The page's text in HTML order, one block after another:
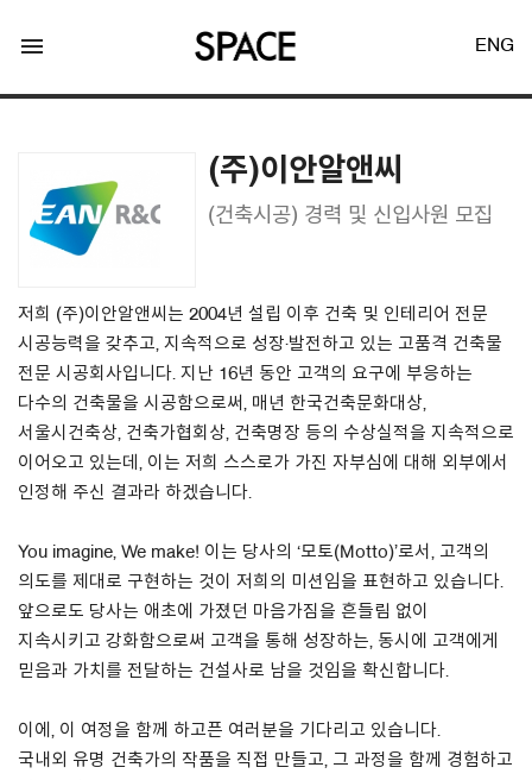
Facebook Login
Twitter Login
Customer Service
Article Proposals
menu ENG
(주)이안알앤씨
(건축시공) 경력 및 신입사원 모집
저희 (주)이안알앤씨는 2004년 설립 이후 건축 및 인테리어 전문
시공능력을 갖추고, 지속적으로 성장·발전하고 있는 고품격 건축물
전문 시공회사입니다. 지난 16년 동안 고객의 요구에 부응하는
다수의 건축물을 시공함으로써, 매년 한국건축문화대상,
서울시건축상, 건축가협회상, 건축명장 등의 수상실적을 지속적으로
이어오고 있는데, 이는 저희 스스로가 가진 자부심에 대해 외부에서
인정해 주신 결과라 하겠습니다.
You imagine, We make! 이는 당사의 ‘모토(Motto)’로서, 고객의
의도를 제대로 구현하는 것이 저희의 미션임을 표현하고 있습니다.
앞으로도 당사는 애초에 가졌던 마음가짐을 흔들림 없이
지속시키고 강화함으로써 고객을 통해 성장하는, 동시에 고객에게
믿음과 가치를 전달하는 건설사로 남을 것임을 확신합니다.
이에, 이 여정을 함께 하고픈 여러분을 기다리고 있습니다.
국내외 유명 건축가의 작품을 직접 만들고, 그 과정을 함께 경험하고